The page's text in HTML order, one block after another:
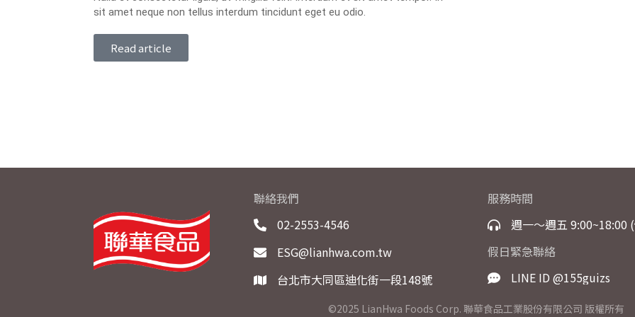
sit amet neque non tellus interdum tincidunt eget eu odio.
Read article
聯絡我們
02-2553-4546
ESG@lianhwa.com.tw
台北市大同區迪化街一段148號
服務時間
週一～週五 9:00~18:00
假日緊急聯絡
LINE ID @155guizs
©2025 LianHwa Foods Corp. 聯華食品工業股份有限公司 版權所有